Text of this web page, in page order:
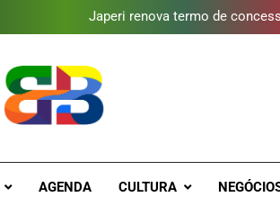
Japeri renova termo de
Duque de Caxias: modernização
Gastro Samba reúne Nosso
Japeri renova termo de
Duque de Caxias: modernização
Guanabara tem diversas
Gastro Samba reúne Nosso
Brava Baixada
AGENDA CULTURA